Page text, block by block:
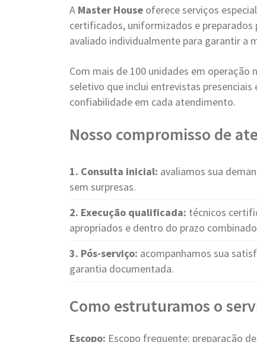
A Master House oferece serviços
certificados, uniformizados e preparados
avaliado individualmente para garantir a
Com mais de 100 unidades em operação
seletivo que inclui entrevistas
confiabilidade em cada atendimento.
Nosso compromisso de
1. Consulta inicial: avaliamos sua
sem surpresas.
2. Execução qualificada: técnicos
apropriados e dentro do prazo
3. Pós-serviço: acompanhamos sua
garantia documentada.
Como estruturamos o
Escopo: Escopo frequente: preparação